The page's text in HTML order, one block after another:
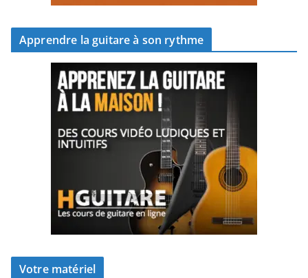
Apprendre la guitare à son rythme
Votre matériel